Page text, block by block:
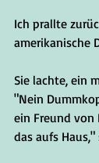
Ich prallte
amerikanische
Sie lachte, ein
"Nein
ein Freund
das aufs